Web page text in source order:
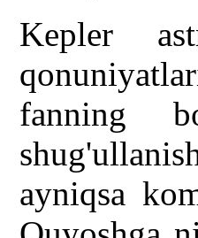
Kepler
fanning
ayniqsa